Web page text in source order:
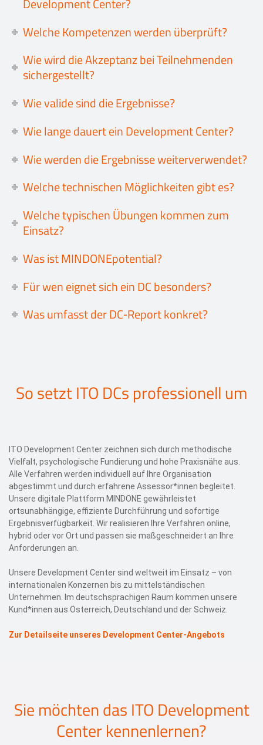
Development Center?
Welche Kompetenzen werden überprüft?
Wie wird die Akzeptanz bei Teilnehmenden
sichergestellt?
Wie valide sind die Ergebnisse?
Wie lange dauert ein Development Center?
Wie werden die Ergebnisse weiterverwendet?
Welche technischen Möglichkeiten gibt es?
Welche typischen Übungen kommen zum
Einsatz?
Was ist MINDONEpotential?
Für wen eignet sich ein DC besonders?
Was umfasst der DC‑Report konkret?
So setzt ITO DCs professionell um
ITO Development Center zeichnen sich durch methodische
Vielfalt, psychologische Fundierung und hohe Praxisnähe aus.
Alle Verfahren werden individuell auf Ihre Organisation
abgestimmt und durch erfahrene Assessor*innen begleitet.
Unsere digitale Plattform MINDONE gewährleistet
ortsunabhängige, effiziente Durchführung und sofortige
Ergebnisverfügbarkeit. Wir realisieren Ihre Verfahren online,
hybrid oder vor Ort und passen sie maßgeschneidert an Ihre
Anforderungen an.
Unsere Development Center sind weltweit im Einsatz – von
internationalen Konzernen bis zu mittelständischen
Unternehmen. Im deutschsprachigen Raum kommen unsere
Kund*innen aus Österreich, Deutschland und der Schweiz.
Zur Detailseite unseres Development Center-Angebots
Sie möchten das ITO Development
Center kennenlernen?